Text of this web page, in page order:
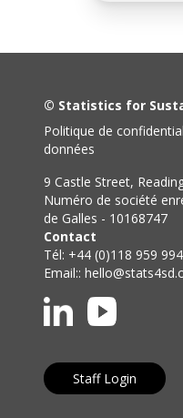
© Statistics for
Politique de
données
9 Castle Street,
Numéro de société
de Galles - 10168747
Contact
Tél: +44 (0)118 959
Email::
Staff Login